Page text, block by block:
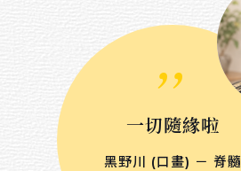
,,
一切隨緣啦
黑野川 (口畫) － 脊髓